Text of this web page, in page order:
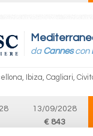
da Cannescon
Ibiza, Cagliari,
13/09/2028
€ 843